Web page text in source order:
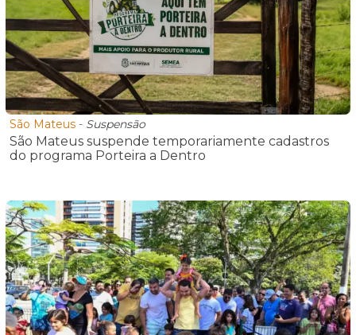
São Mateus - Suspensão
São Mateus suspende temporariamente cadastros
do programa Porteira a Dentro